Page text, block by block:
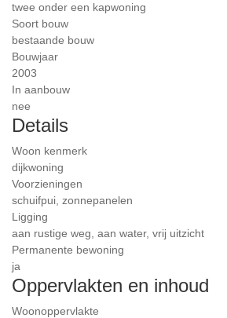
twee onder een kapwoning
Soort bouw
bestaande bouw
Bouwjaar
2003
In aanbouw
nee
Details
Woon kenmerk
dijkwoning
Voorzieningen
schuifpui, zonnepanelen
Ligging
aan rustige weg, aan water, vrij uitzicht
Permanente bewoning
ja
Oppervlakten en inhoud
Woonoppervlakte